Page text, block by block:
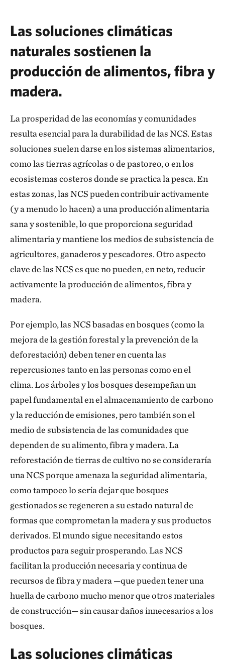
Las soluciones climáticas
naturales sostienen la
producción de alimentos, fibra y
madera.
La prosperidad de las economías y comunidades
resulta esencial para la durabilidad de las NCS. Estas
soluciones suelen darse en los sistemas alimentarios,
como las tierras agrícolas o de pastoreo, o en los
ecosistemas costeros donde se practica la pesca. En
estas zonas, las NCS pueden contribuir activamente
(y a menudo lo hacen) a una producción alimentaria
sana y sostenible, lo que proporciona seguridad
alimentaria y mantiene los medios de subsistencia de
agricultores, ganaderos y pescadores. Otro aspecto
clave de las NCS es que no pueden, en neto, reducir
activamente la producción de alimentos, fibra y
madera.
Por ejemplo, las NCS basadas en bosques (como la
mejora de la gestión forestal y la prevención de la
deforestación) deben tener en cuenta las
repercusiones tanto en las personas como en el
clima. Los árboles y los bosques desempeñan un
papel fundamental en el almacenamiento de carbono
y la reducción de emisiones, pero también son el
medio de subsistencia de las comunidades que
dependen de su alimento, fibra y madera. La
reforestación de tierras de cultivo no se consideraría
una NCS porque amenaza la seguridad alimentaria,
como tampoco lo sería dejar que bosques
gestionados se regeneren a su estado natural de
formas que comprometan la madera y sus productos
derivados. El mundo sigue necesitando estos
productos para seguir prosperando. Las NCS
facilitan la producción necesaria y continua de
recursos de fibra y madera —que pueden tener una
huella de carbono mucho menor que otros materiales
de construcción— sin causar daños innecesarios a los
bosques.
Las soluciones climáticas